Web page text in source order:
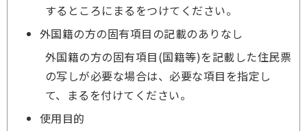
するところにまるをつけてください。
外国籍の方の固有項目の記載のありなし
外国籍の方の固有項目(国籍等)を記載した住民票
の写しが必要な場合は、必要な項目を指定し
て、まるを付けてください。
使用目的